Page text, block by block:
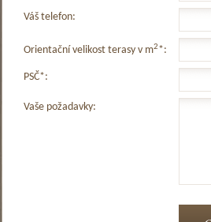
Váš telefon:
Orientační velikost terasy v m2*:
PSČ*:
Vaše požadavky: